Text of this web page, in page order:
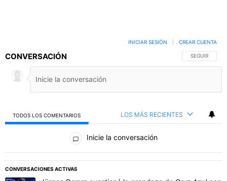
CONVERSACIÓN SIGA ESTA
SEGUIR
INICIAR SESIÓN CREAR CUENTA
TODOS LOS COMENTARIOS LOS MÁS RECIENTES
Todos los comentarios
Inicie la conversación